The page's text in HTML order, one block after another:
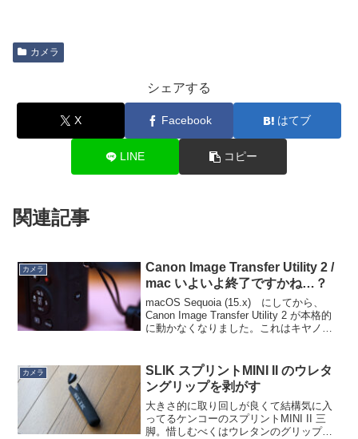
カメラ
シェアする
X Facebook はてブ
LINE コピー
関連記事
カメラ
Canon Image Transfer Utility 2 /
mac いよいよ終了ですかね…？
macOS Sequoia (15.x) にしてから、
Canon Image Transfer Utility 2 が本格的
に動かなくなりました。これはキヤノン
カメラ
SLIK スプリントMINI II のウレタ
ングリップを剥がす
大きさ的に取り回しが良くて結構気に入
ってるケンコーのスプリントMINI II 三
脚。惜しむべくはウレタンのグリップの